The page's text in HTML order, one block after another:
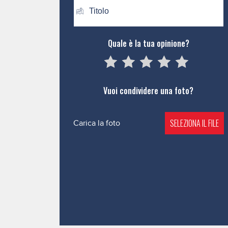
Quale è la tua opinione?
45
4
35
3
25
2
15
1
05
Vuoi condividere una foto?
Carica la foto SELEZIONA IL FILE